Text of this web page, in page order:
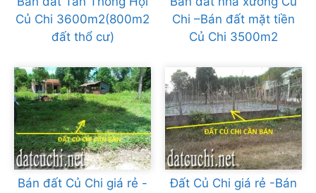
Củ Chi 3600m2(800m2
đất thổ cư)
Chi –Bán đất mặt tiền
Củ Chi 3500m2
Bán đất Củ Chi giá rẻ -
Đất Củ Chi giá rẻ -Bán